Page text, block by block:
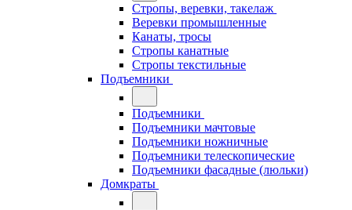
Стропы, веревки, такелаж
Веревки промышленные
Канаты, тросы
Стропы канатные
Стропы текстильные
Подъемники
Подъемники
Подъемники мачтовые
Подъемники ножничные
Подъемники телескопические
Подъемники фасадные (люльки)
Домкраты